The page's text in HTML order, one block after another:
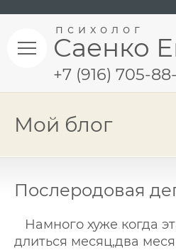
Саенко
психолог
+7 (916) 705-
Мой блог
Послеродовая
Намного хуже когда
длиться месяц,два